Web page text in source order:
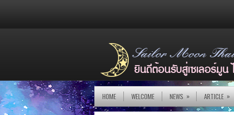
HOME WELCOME NEWS » ARTICLE »